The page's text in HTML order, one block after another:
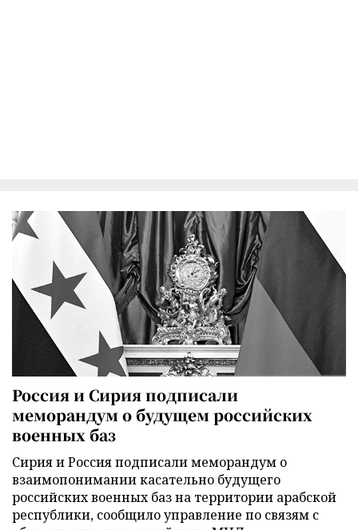
Россия и Сирия подписали
меморандум о будущем российских
военных баз
Сирия и Россия подписали меморандум о
взаимопонимании касательно будущего
российских военных баз на территории арабской
республики, сообщило управление по связям с